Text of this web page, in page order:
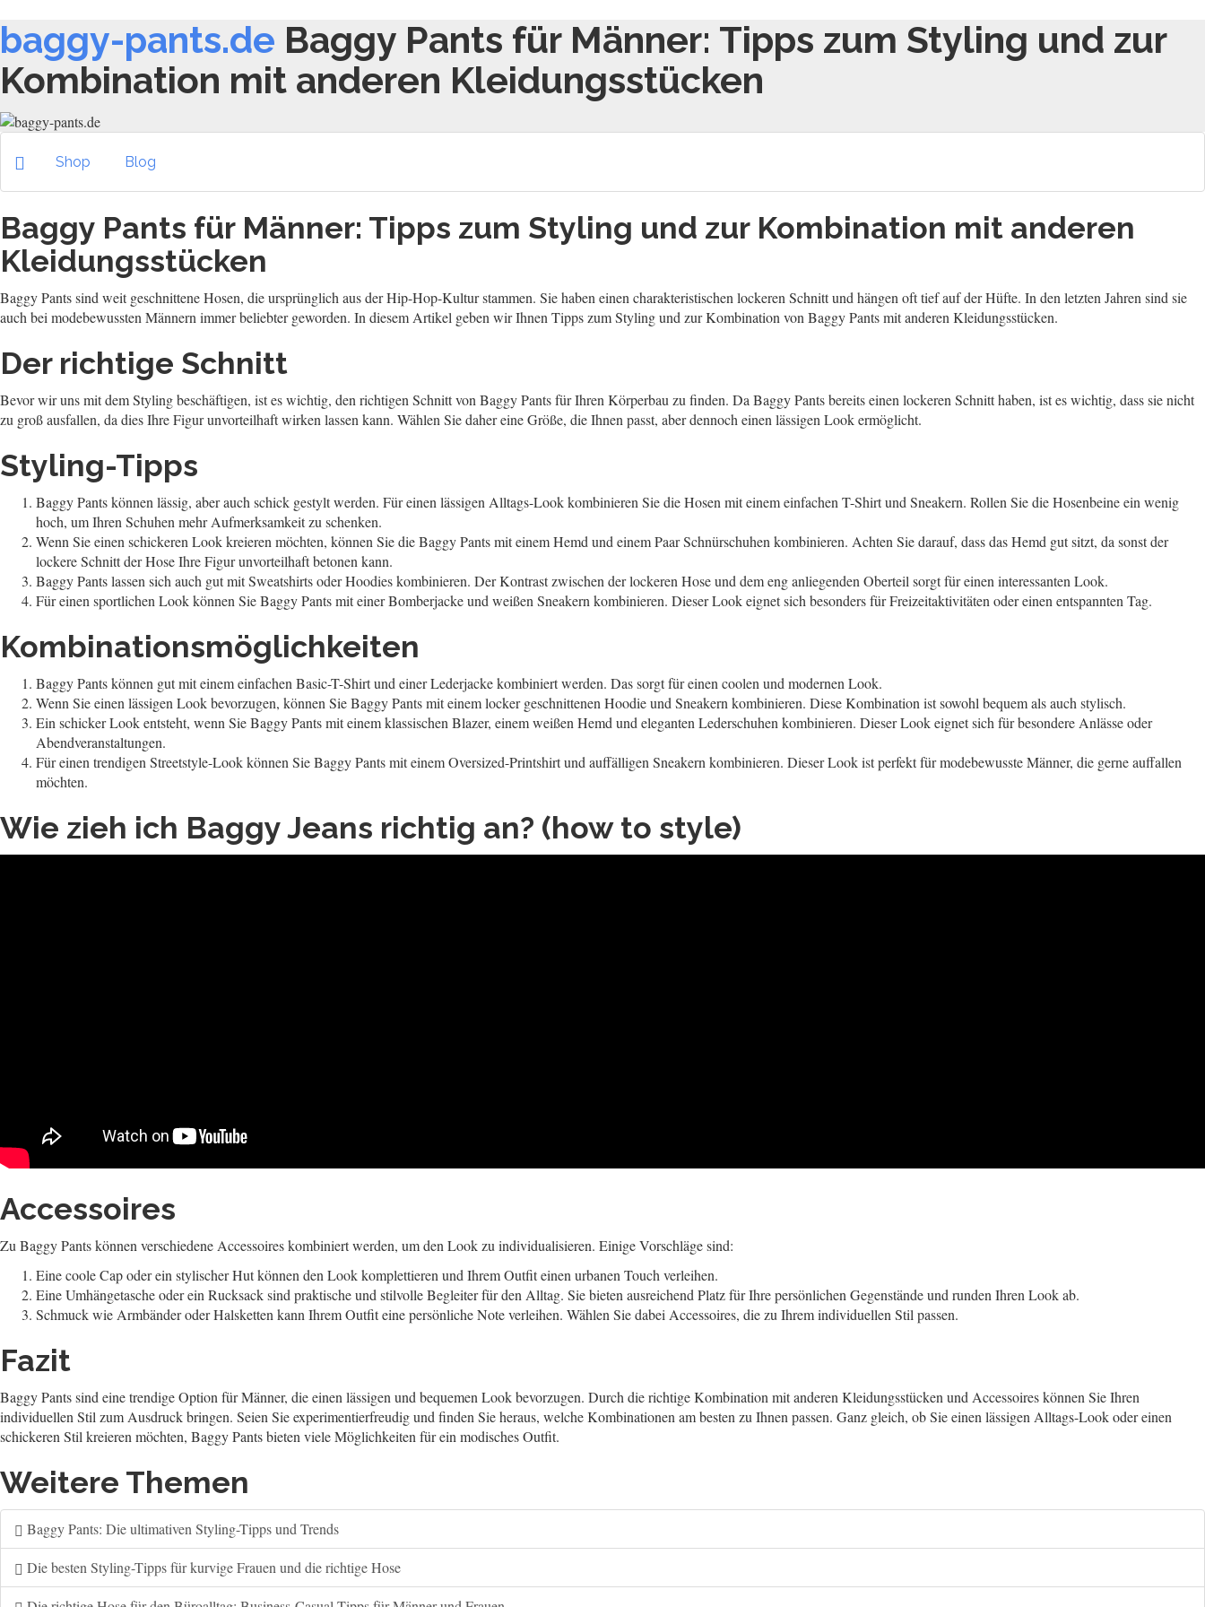
baggy-pants.de Baggy Pants für Männer: Tipps zum Styling und zur
Kombination mit anderen Kleidungsstücken
Shop Blog
Baggy Pants für Männer: Tipps zum Styling und zur Kombination mit anderen
Kleidungsstücken
Baggy Pants sind weit geschnittene Hosen, die ursprünglich aus der Hip-Hop-Kultur stammen. Sie haben einen charakteristischen lockeren Schnitt und hängen oft tief auf der Hüfte. In den letzten Jahren sind sie
auch bei modebewussten Männern immer beliebter geworden. In diesem Artikel geben wir Ihnen Tipps zum Styling und zur Kombination von Baggy Pants mit anderen Kleidungsstücken.
Der richtige Schnitt
Bevor wir uns mit dem Styling beschäftigen, ist es wichtig, den richtigen Schnitt von Baggy Pants für Ihren Körperbau zu finden. Da Baggy Pants bereits einen lockeren Schnitt haben, ist es wichtig, dass sie nicht
zu groß ausfallen, da dies Ihre Figur unvorteilhaft wirken lassen kann. Wählen Sie daher eine Größe, die Ihnen passt, aber dennoch einen lässigen Look ermöglicht.
Styling-Tipps
Baggy Pants können lässig, aber auch schick gestylt werden. Für einen lässigen Alltags-Look kombinieren Sie die Hosen mit einem einfachen T-Shirt und Sneakern. Rollen Sie die Hosenbeine ein wenig
hoch, um Ihren Schuhen mehr Aufmerksamkeit zu schenken.
Wenn Sie einen schickeren Look kreieren möchten, können Sie die Baggy Pants mit einem Hemd und einem Paar Schnürschuhen kombinieren. Achten Sie darauf, dass das Hemd gut sitzt, da sonst der
lockere Schnitt der Hose Ihre Figur unvorteilhaft betonen kann.
Baggy Pants lassen sich auch gut mit Sweatshirts oder Hoodies kombinieren. Der Kontrast zwischen der lockeren Hose und dem eng anliegenden Oberteil sorgt für einen interessanten Look.
Für einen sportlichen Look können Sie Baggy Pants mit einer Bomberjacke und weißen Sneakern kombinieren. Dieser Look eignet sich besonders für Freizeitaktivitäten oder einen entspannten Tag.
Kombinationsmöglichkeiten
Baggy Pants können gut mit einem einfachen Basic-T-Shirt und einer Lederjacke kombiniert werden. Das sorgt für einen coolen und modernen Look.
Wenn Sie einen lässigen Look bevorzugen, können Sie Baggy Pants mit einem locker geschnittenen Hoodie und Sneakern kombinieren. Diese Kombination ist sowohl bequem als auch stylisch.
Ein schicker Look entsteht, wenn Sie Baggy Pants mit einem klassischen Blazer, einem weißen Hemd und eleganten Lederschuhen kombinieren. Dieser Look eignet sich für besondere Anlässe oder
Abendveranstaltungen.
Für einen trendigen Streetstyle-Look können Sie Baggy Pants mit einem Oversized-Printshirt und auffälligen Sneakern kombinieren. Dieser Look ist perfekt für modebewusste Männer, die gerne auffallen
möchten.
Wie zieh ich Baggy Jeans richtig an? (how to style)
Accessoires
Zu Baggy Pants können verschiedene Accessoires kombiniert werden, um den Look zu individualisieren. Einige Vorschläge sind:
Eine coole Cap oder ein stylischer Hut können den Look komplettieren und Ihrem Outfit einen urbanen Touch verleihen.
Eine Umhängetasche oder ein Rucksack sind praktische und stilvolle Begleiter für den Alltag. Sie bieten ausreichend Platz für Ihre persönlichen Gegenstände und runden Ihren Look ab.
Schmuck wie Armbänder oder Halsketten kann Ihrem Outfit eine persönliche Note verleihen. Wählen Sie dabei Accessoires, die zu Ihrem individuellen Stil passen.
Fazit
Baggy Pants sind eine trendige Option für Männer, die einen lässigen und bequemen Look bevorzugen. Durch die richtige Kombination mit anderen Kleidungsstücken und Accessoires können Sie Ihren
individuellen Stil zum Ausdruck bringen. Seien Sie experimentierfreudig und finden Sie heraus, welche Kombinationen am besten zu Ihnen passen. Ganz gleich, ob Sie einen lässigen Alltags-Look oder einen
schickeren Stil kreieren möchten, Baggy Pants bieten viele Möglichkeiten für ein modisches Outfit.
Weitere Themen
Baggy Pants: Die ultimativen Styling-Tipps und Trends
Die besten Styling-Tipps für kurvige Frauen und die richtige Hose